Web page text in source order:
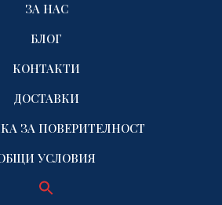
ЗА НАС
БЛОГ
КОНТАКТИ
ДОСТАВКИ
ЗА ПОВЕРИТЕЛНОСТ
УСЛОВИЯ